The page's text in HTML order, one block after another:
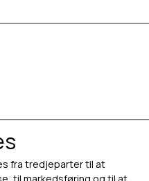
fra tredjeparter til at